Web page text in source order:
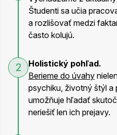
Študenti sa učia
a rozlišovať medzi
často kolujú.
2
Holistický pohľad.
Berieme do úvahy
psychiku, životný štýl a
umožňuje hľadať
neriešiť len ich prejavy.